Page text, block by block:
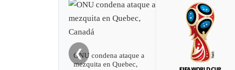
❮
ONU condena ataque a
mezquita en Quebec,